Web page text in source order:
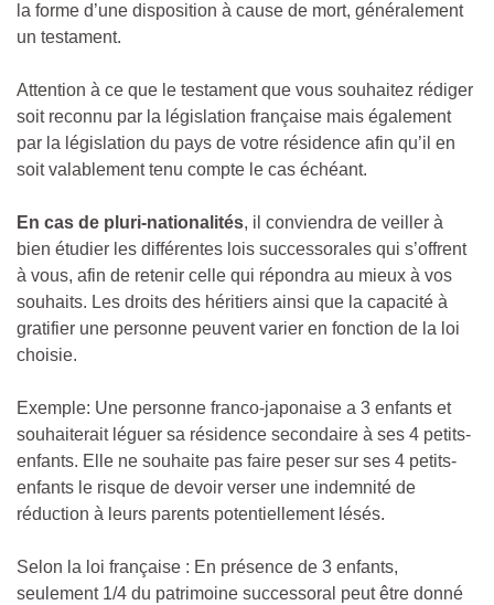
la forme d’une disposition à cause de mort, généralement
un testament.
Attention à ce que le testament que vous souhaitez rédiger
soit reconnu par la législation française mais également
par la législation du pays de votre résidence afin qu’il en
soit valablement tenu compte le cas échéant.
En cas de pluri-nationalités, il conviendra de veiller à
bien étudier les différentes lois successorales qui s’offrent
à vous, afin de retenir celle qui répondra au mieux à vos
souhaits. Les droits des héritiers ainsi que la capacité à
gratifier une personne peuvent varier en fonction de la loi
choisie.
Exemple: Une personne franco-japonaise a 3 enfants et
souhaiterait léguer sa résidence secondaire à ses 4 petits-
enfants. Elle ne souhaite pas faire peser sur ses 4 petits-
enfants le risque de devoir verser une indemnité de
réduction à leurs parents potentiellement lésés.
Selon la loi française : En présence de 3 enfants,
seulement 1/4 du patrimoine successoral peut être donné